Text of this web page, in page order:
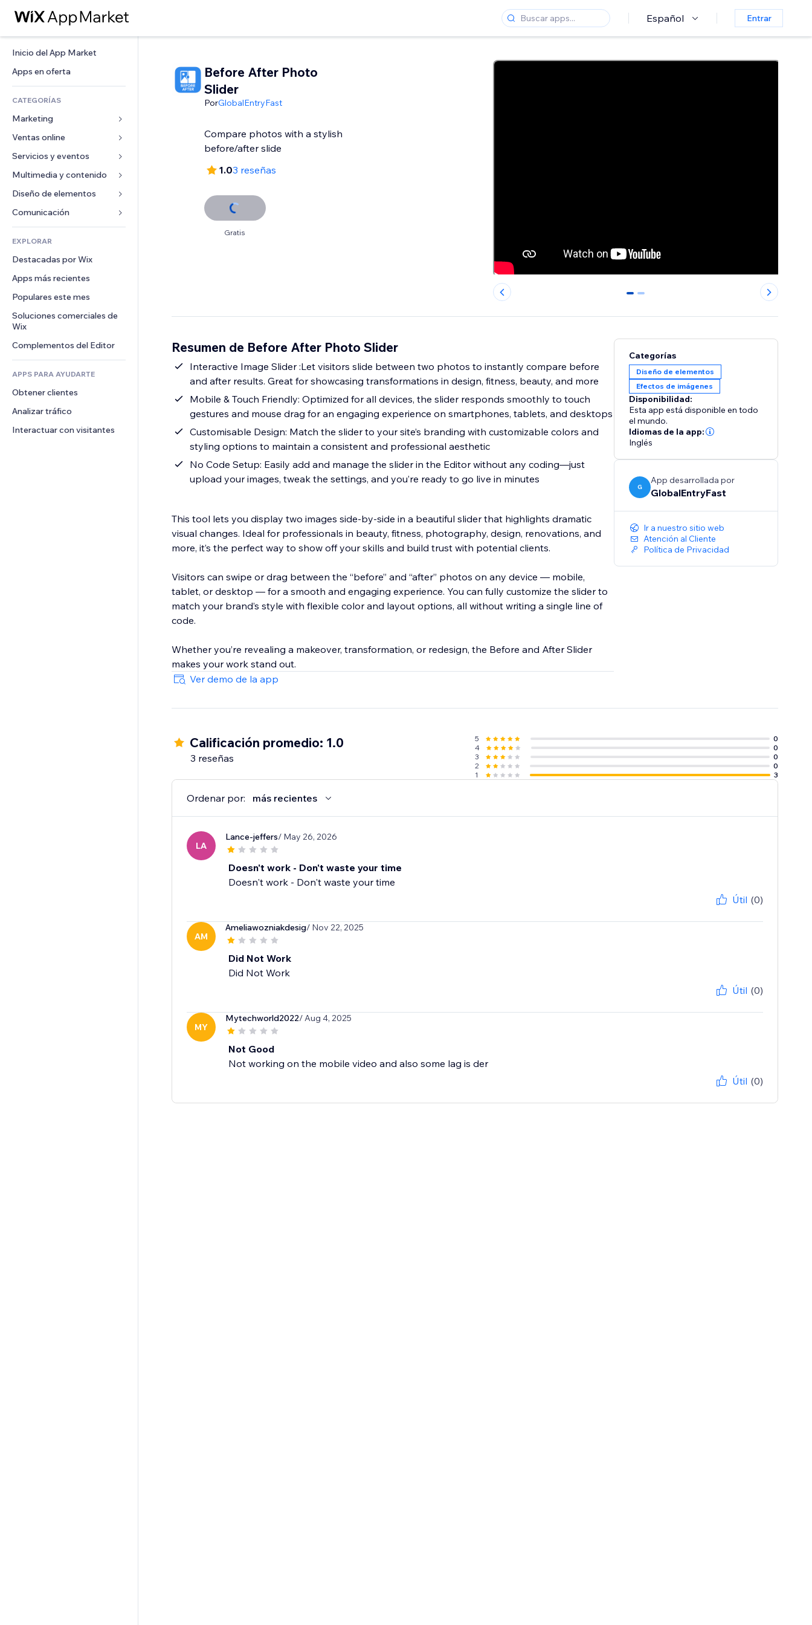
Español Entrar
Inicio del App Market
Apps en oferta
CATEGORÍAS
Marketing
Anuncios
Móvil
Analíticas
Anuncios del sitio
Email
Ventas online
Apps para tiendas
Envíos y entregas
Botones de venta
Contabilidad
Cupones y fidelización
Almacenamiento de mercancía
Crowdfunding
Alimentos y bebidas
Servicios y eventos
Hoteles
Eventos
Restaurantes
Inmobiliarias
Reservas
Multimedia y contenido
Galerías
Música
Pódcast
Fotografía
Video
PDF
Compartir archivos
Noticias
Servicios de contenido
Efectos de texto
Diseño de elementos
Mapas y navegación
Privacidad y seguridad
Reloj
Plantillas para páginas
Efectos de imágenes
Botones y menús
Banners e insignias
Calculadoras
Buscar
Formularios
Encuestas
Chat
Comentarios
Teléfono
Comunidad
Reseñas y testimonios
EXPLORAR
Destacadas por Wix
Apps más recientes
Populares este mes
Soluciones comerciales de
Wix
Complementos del Editor
APPS PARA AYUDARTE
Obtener clientes
Analizar tráfico
Interactuar con visitantes
Before After Photo
Slider
PorGlobalEntryFast
Compare photos with a stylish
before/after slide
1.03 reseñas
Gratis
0 1
Resumen de Before After Photo Slider
Interactive Image Slider :Let visitors slide between two photos to instantly compare before
and after results. Great for showcasing transformations in design, fitness, beauty, and more
Mobile & Touch Friendly: Optimized for all devices, the slider responds smoothly to touch
gestures and mouse drag for an engaging experience on smartphones, tablets, and desktops
Customisable Design: Match the slider to your site’s branding with customizable colors and
styling options to maintain a consistent and professional aesthetic
No Code Setup: Easily add and manage the slider in the Editor without any coding—just
upload your images, tweak the settings, and you’re ready to go live in minutes
This tool lets you display two images side-by-side in a beautiful slider that highlights dramatic
visual changes. Ideal for professionals in beauty, fitness, photography, design, renovations, and
more, it’s the perfect way to show off your skills and build trust with potential clients.
Visitors can swipe or drag between the “before” and “after” photos on any device — mobile,
tablet, or desktop — for a smooth and engaging experience. You can fully customize the slider to
match your brand’s style with flexible color and layout options, all without writing a single line of
code.
Whether you’re revealing a makeover, transformation, or redesign, the Before and After Slider
makes your work stand out.
Ver demo de la app
Categorías
Diseño de elementos
Efectos de imágenes
Disponibilidad:
Esta app está disponible en todo
el mundo.
Idiomas de la app:
Inglés
G
App desarrollada por
GlobalEntryFast
Ir a nuestro sitio web
Atención al Cliente
Política de Privacidad
Calificación promedio: 1.0
3 reseñas
5
0
4
0
3
0
2
0
1
3
Ordenar por: más recientes
LA
Lance-jeffers/ May 26, 2026
Doesn't work - Don't waste your time
Doesn't work - Don't waste your time
Útil (0)
AM
Ameliawozniakdesig/ Nov 22, 2025
Did Not Work
Did Not Work
Útil (0)
MY
Mytechworld2022/ Aug 4, 2025
Not Good
Not working on the mobile video and also some lag is der
Útil (0)